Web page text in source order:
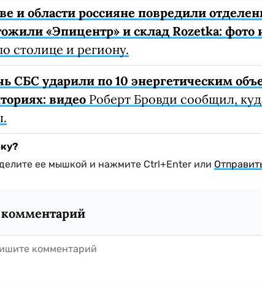
и области россияне повредили
«Эпицентр» и склад Rozetka: фото
столице и региону.
СБС ударили по 10 энергетическим
видео Роберт Бровди сообщил,
ее мышкой и нажмите Ctrl+Enter или